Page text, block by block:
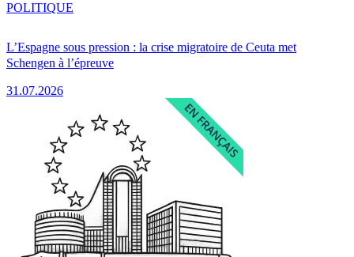
L’Espagne sous pression : la crise migratoire de Ceuta met
Schengen à l’épreuve
31.07.2026
POLITIQUE